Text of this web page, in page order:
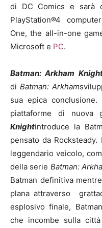
di DC Comics e sarà
PlayStation®4
One, the all-in-one
Microsoft e PC.
Batman: Arkham
di Batman: Arkham
sua epica conclusione.
piattaforme di nuova
Knightintroduce la
pensato da Rocksteady.
leggendario veicolo,
della serie Batman:
Batman definitiva
plana attraverso
esplosivo finale,
che incombe sulla